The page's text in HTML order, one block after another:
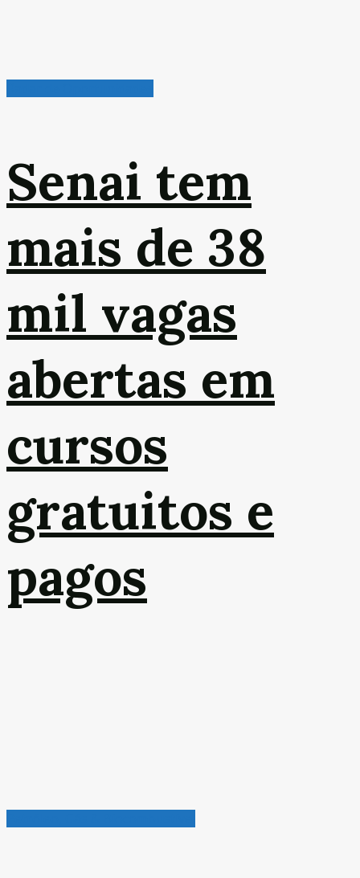
Senai tem
mais de 38
mil vagas
abertas em
cursos
gratuitos e
pagos